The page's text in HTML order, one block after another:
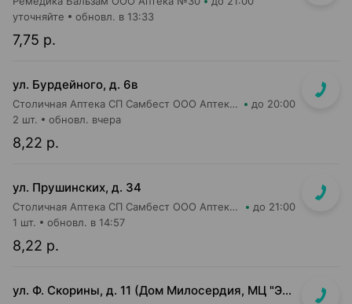
7,75 р.
уточняйте обновл. в 13:33
ул. Бурдейного, д. 6в
Столичная Аптека СП Самбест ООО Аптека №23 до 20:00
8,22 р.
2 шт. обновл. вчера
ул. Прушинских, д. 34
Столичная Аптека СП Самбест ООО Аптека №24 до 21:00
8,22 р.
1 шт. обновл. в 14:57
ул. Ф. Скорины, д. 11 (Дом Милосердия, МЦ "Элеос")